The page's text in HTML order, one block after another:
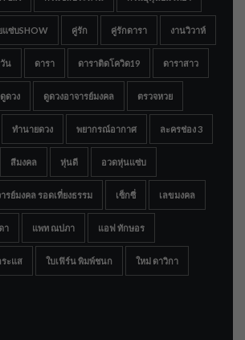
แซ่บSHOW คู่รัก คู่รักดารา งานวิวาห์
น ดารา ดาราติดโควิด19 ดาราสาว
ดูดวง ดูดวงอาจารย์มงคล ตรวจหวย
ทำนายดวง พยากรณ์อากาศ ละครช่อง 3
สีมงคล หุ่นดี อวดหุ่นแซ่บ
รย์มงคล รอดเที่ยงธรรม เซ็กซี่ เลขมงคล
า แพท ณปภา แอฟ ทักษอร
ะแส ใบเฟิร์น พิมพ์ชนก ใหม่ ดาวิกา